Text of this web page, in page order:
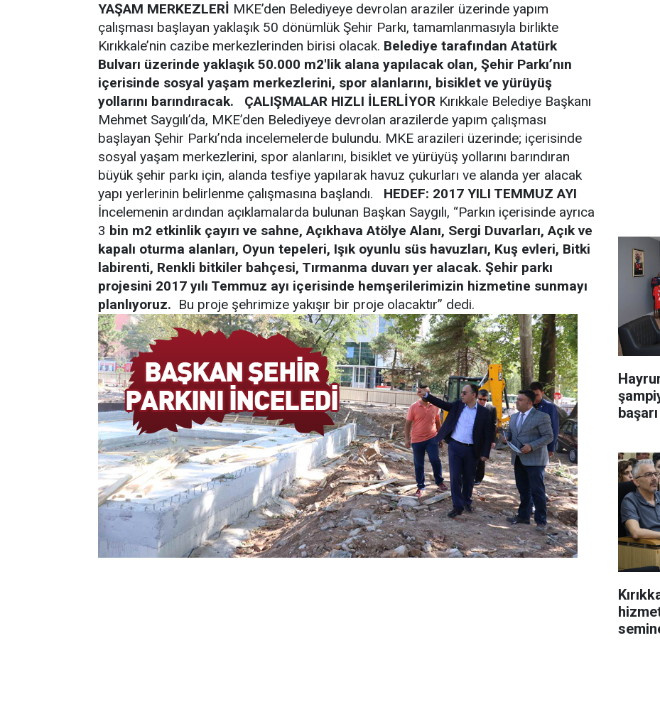
YAŞAM MERKEZLERİ MKE’den Belediyeye devrolan araziler üzerinde yapım
çalışması başlayan yaklaşık 50 dönümlük Şehir Parkı, tamamlanmasıyla birlikte
Kırıkkale’nin cazibe merkezlerinden birisi olacak. Belediye tarafından Atatürk
Bulvarı üzerinde yaklaşık 50.000 m2'lik alana yapılacak olan, Şehir Parkı’nın
içerisinde sosyal yaşam merkezlerini, spor alanlarını, bisiklet ve yürüyüş
yollarını barındıracak.
ÇALIŞMALAR HIZLI İLERLİYOR Kırıkkale Belediye Başkanı
Mehmet Saygılı’da, MKE’den Belediyeye devrolan arazilerde yapım çalışması
başlayan Şehir Parkı’nda incelemelerde bulundu. MKE arazileri üzerinde; içerisinde
sosyal yaşam merkezlerini, spor alanlarını, bisiklet ve yürüyüş yollarını barındıran
büyük şehir parkı için, alanda tesfiye yapılarak havuz çukurları ve alanda yer alacak
yapı yerlerinin belirlenme çalışmasına başlandı. HEDEF: 2017 YILI TEMMUZ AYI
İncelemenin ardından açıklamalarda bulunan Başkan Saygılı, “Parkın içerisinde ayrıca
3 bin m2 etkinlik çayırı ve sahne, Açıkhava Atölye Alanı, Sergi Duvarları, Açık ve
kapalı oturma alanları, Oyun tepeleri, Işık oyunlu süs havuzları, Kuş evleri, Bitki
labirenti, Renkli bitkiler bahçesi, Tırmanma duvarı yer alacak. Şehir parkı
projesini 2017 yılı Temmuz ayı içerisinde hemşerilerimizin hizmetine sunmayı
planlıyoruz. Bu proje şehrimize yakışır bir proje olacaktır” dedi.
başarı